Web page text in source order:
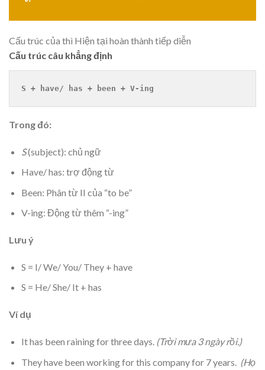
Cấu trúc của thì Hiện tại hoàn thành tiếp diễn
Cấu trúc câu khẳng định
S + have/ has + been + V-ing
Trong đó:
S(subject): chủ ngữ
Have/ has: trợ động từ
Been: Phân từ II của “to be”
V-ing: Động từ thêm “-ing”
Lưu ý
S = I/ We/ You/ They + have
S = He/ She/ It + has
Ví dụ
It has been raining for three days. (Trời mưa 3 ngày rồi.)
They have been working for this company for 7 years.
(Họ